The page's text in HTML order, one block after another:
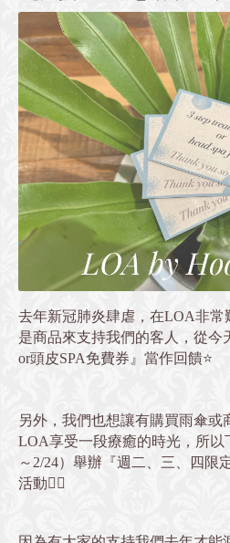
去年新冠肺炎肆虐，在LOA非常
是商品來支持我們的客人，從今
or頭皮SPA免費券』當作回饋⭐️
另外，我們也想讓有購買雨傘或
LOA享受一段療癒的時光，所以
～2/24）舉辦『週二、三、四限
活動💆‍♂️